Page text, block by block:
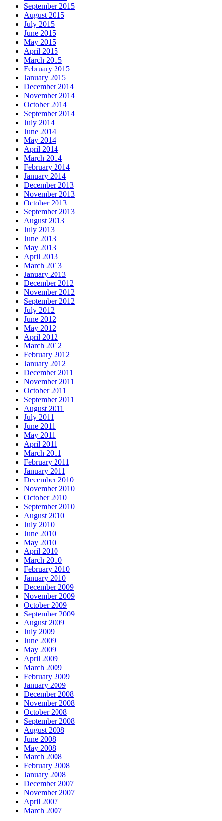
September 2015
August 2015
July 2015
June 2015
May 2015
April 2015
March 2015
February 2015
January 2015
December 2014
November 2014
October 2014
September 2014
July 2014
June 2014
May 2014
April 2014
March 2014
February 2014
January 2014
December 2013
November 2013
October 2013
September 2013
August 2013
July 2013
June 2013
May 2013
April 2013
March 2013
January 2013
December 2012
November 2012
September 2012
July 2012
June 2012
May 2012
April 2012
March 2012
February 2012
January 2012
December 2011
November 2011
October 2011
September 2011
August 2011
July 2011
June 2011
May 2011
April 2011
March 2011
February 2011
January 2011
December 2010
November 2010
October 2010
September 2010
August 2010
July 2010
June 2010
May 2010
April 2010
March 2010
February 2010
January 2010
December 2009
November 2009
October 2009
September 2009
August 2009
July 2009
June 2009
May 2009
April 2009
March 2009
February 2009
January 2009
December 2008
November 2008
October 2008
September 2008
August 2008
June 2008
May 2008
March 2008
February 2008
January 2008
December 2007
November 2007
April 2007
March 2007